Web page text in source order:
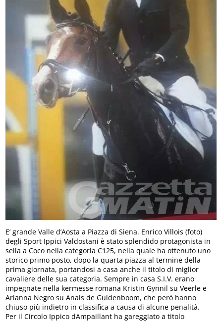
E’ grande Valle d’Aosta a Piazza di Siena. Enrico Villois (foto)
degli Sport Ippici Valdostani è stato splendido protagonista in
sella a Coco nella categoria C125, nella quale ha ottenuto uno
storico primo posto, dopo la quarta piazza al termine della
prima giornata, portandosi a casa anche il titolo di miglior
cavaliere delle sua categoria. Sempre in casa S.I.V. erano
impegnate nella kermesse romana Kristin Gynnil su Veerle e
Arianna Negro su Anais de Guldenboom, che però hanno
chiuso più indietro in classifica a causa di alcune penalità.
Per il Circolo Ippico dAmpaillant ha gareggiato a titolo